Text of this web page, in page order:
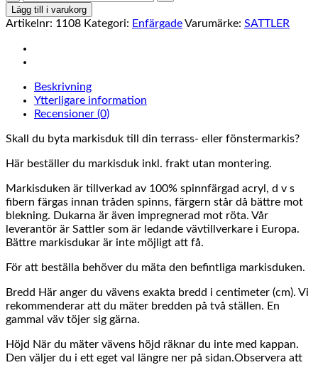
050
mängd
Lägg till i varukorg
Artikelnr: 1108 Kategori: EnfärgadeVarumärke: SATTLER
Beskrivning
Ytterligare information
Recensioner (0)
Skall du byta markisduk till din terrass- eller fönstermarkis?
Här beställer du markisduk inkl. frakt utan montering.
Markisduken är tillverkad av 100% spinnfärgad acryl, d v s
fibern färgas innan tråden spinns, färgern står då bättre mot
blekning. Dukarna är även impregnerad mot röta. Vår
leverantör är Sattler som är ledande vävtillverkare i Europa.
Bättre markisdukar är inte möjligt att få.
För att beställa behöver du mäta den befintliga markisduken.
Bredd Här anger du vävens exakta bredd i centimeter (cm). Vi
rekommenderar att du mäter bredden på två ställen. En
gammal väv töjer sig gärna.
Höjd När du mäter vävens höjd räknar du inte med kappan.
Den väljer du i ett eget val längre ner på sidan.Observera att